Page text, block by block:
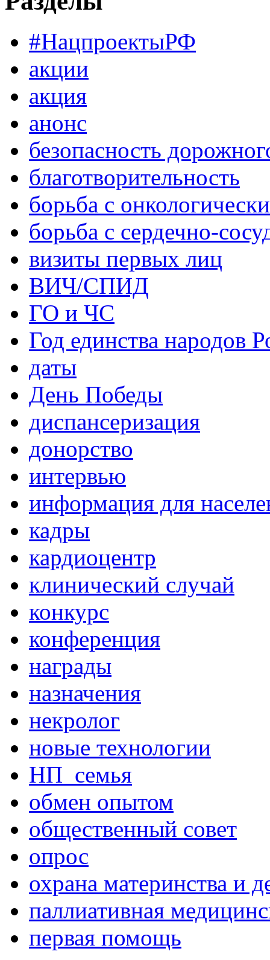
#НацпроектыРФ
акции
акция
анонс
безопасность
благотворительность
борьба с
борьба с сердечно-
визиты первых лиц
ВИЧ/СПИД
ГО и ЧС
Год единства народов
даты
День Победы
диспансеризация
донорство
интервью
информация для
кадры
кардиоцентр
клинический случай
конкурс
конференция
награды
назначения
некролог
новые технологии
НП_семья
обмен опытом
общественный совет
опрос
охрана материнства и
паллиативная
первая помощь